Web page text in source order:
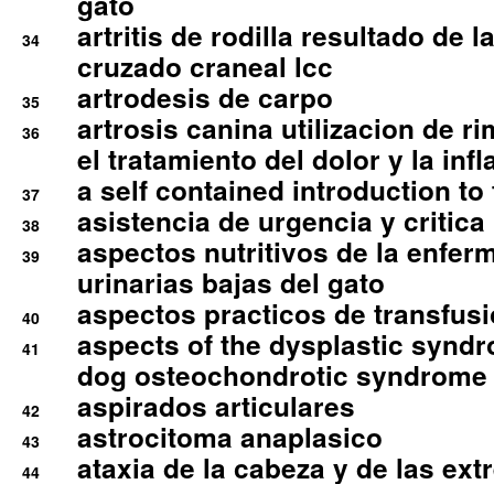
34
artritis de rodilla resultado de
cruzado craneal lcc
35 artrodesis de carpo
36
artrosis canina utilizacion de
el tratamiento del dolor y la
37 a self contained introduction
38 asistencia de urgencia y
39
aspectos nutritivos de la
urinarias bajas del gato
40 aspectos practicos de
41
aspects of the dysplastic
dog osteochondrotic syndrome
42 aspirados articulares
43 astrocitoma anaplasico
44 ataxia de la cabeza y de las